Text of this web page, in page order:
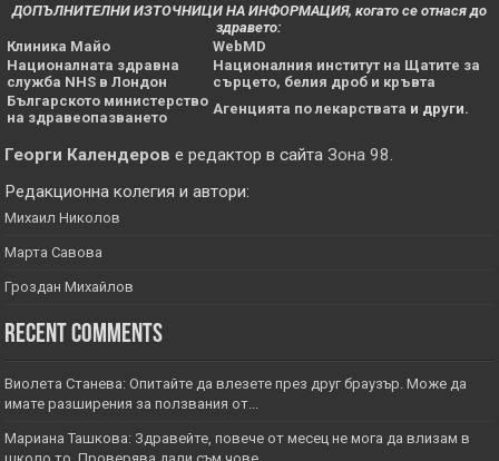
ДОПЪЛНИТЕЛНИ ИЗТОЧНИЦИ НА ИНФОРМАЦИЯ, когато се отнася до
здравето:
Клиника Майо
WebMD
Националната здравна
служба NHS в Лондон
Националния институт на Щатите за
сърцето, белия дроб и кръвта
Българското министерство
на здравеопазването
Агенцията по лекарствата и други.
Георги Календеров е редактор в сайтаЗона 98.
Редакционна колегия и автори:
Михаил Николов
Марта Савова
Гроздан Михайлов
Recent Comments
Виолета Станева: Опитайте да влезете през друг браузър. Може да
имате разширения за ползвания от...
Мариана Ташкова: Здравейте, повече от месец не мога да влизам в